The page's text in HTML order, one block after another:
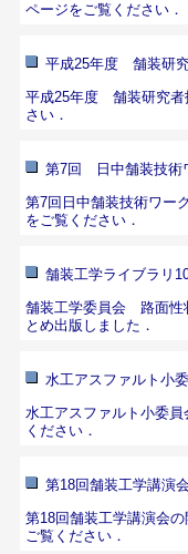
ページをご覧ください．
平成25年度 舗装研
平成25年度 舗装研究者
さい．
第7回 日中舗装技術
第7回日中舗装技術ワー
をご覧ください．
舗装工学ライブラリ
舗装工学委員会 路面性
とめ出版しました．
水工アスファルト小
水工アスファルト小委
ください．
第18回舗装工学講演
第18回舗装工学講演会
ご覧ください．